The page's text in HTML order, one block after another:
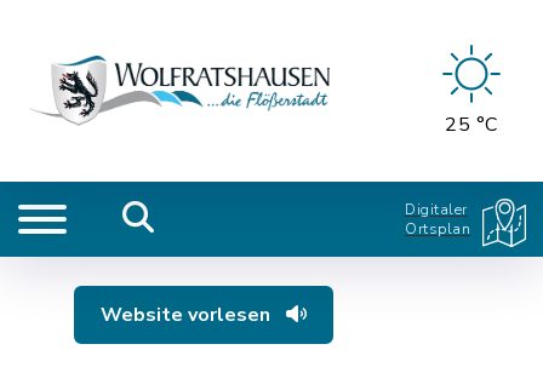
25 °C
Digitaler
Ortsplan
Website vorlesen